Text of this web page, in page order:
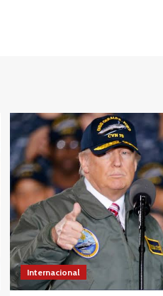
Internacional